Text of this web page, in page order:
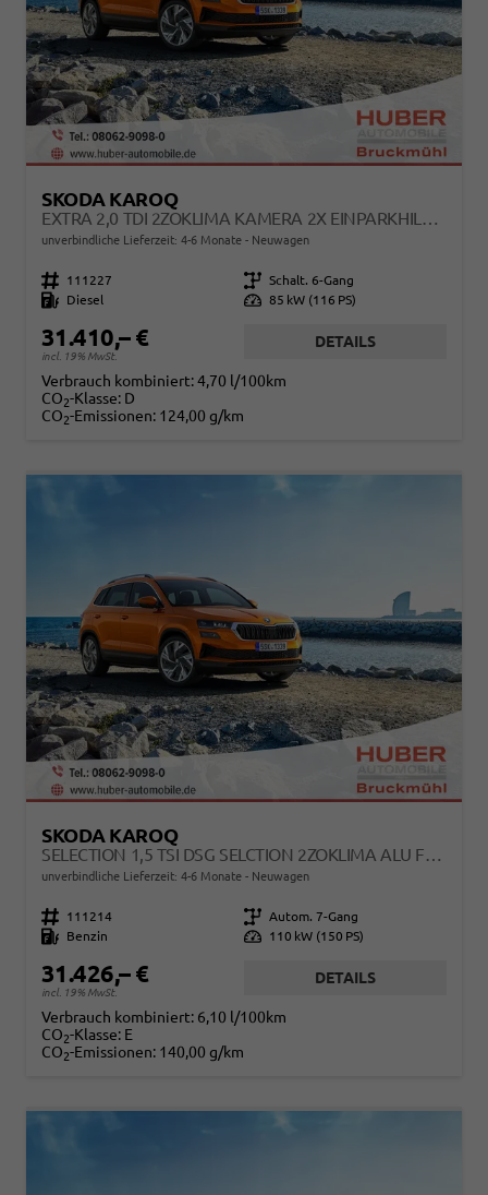
SKODA KAROQ
EXTRA 2,0 TDI 2ZOKLIMA KAMERA 2X EINPARKHILFE ALU FELGEN 5J GARANTIE SITZHEIZUNG LED SCHEINWERFER ACC
unverbindliche Lieferzeit: 4-6 Monate Neuwagen
Fahrzeugnr. 111227 Getriebe Schalt. 6-Gang
Kraftstoff
Diesel Leistung 85 kW (116 PS)
31.410,– €
incl. 19% MwSt.
DETAILS
Verbrauch kombiniert:4,70 l/100km
CO2-Klasse: D
CO2-Emissionen: 124,00 g/km
SKODA KAROQ
SELECTION 1,5 TSI DSG SELCTION 2ZOKLIMA ALU FELGEN 5J GARANTIE SITZHEIZUNG LED SCHEINWERFER TEMPOMAT
unverbindliche Lieferzeit: 4-6 Monate Neuwagen
Fahrzeugnr. 111214 Getriebe Autom. 7-Gang
Kraftstoff
Benzin Leistung 110 kW (150 PS)
31.426,– €
incl. 19% MwSt.
DETAILS
Verbrauch kombiniert: 6,10 l/100km
CO2-Klasse: E
CO2-Emissionen: 140,00 g/km